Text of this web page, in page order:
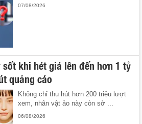
07/08/2026
sốt khi hét giá lên đến hơn 1 tỷ
quảng cáo
Không chỉ thu hút hơn 200 triệu lượt
xem, nhân vật ảo này còn sở ...
06/08/2026